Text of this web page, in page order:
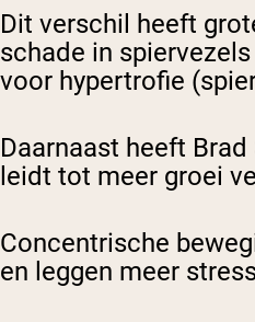
Dit verschil heeft
schade in
voor hypertrofie
Daarnaast heeft Brad
leidt tot meer groei
Concentrische
en leggen meer